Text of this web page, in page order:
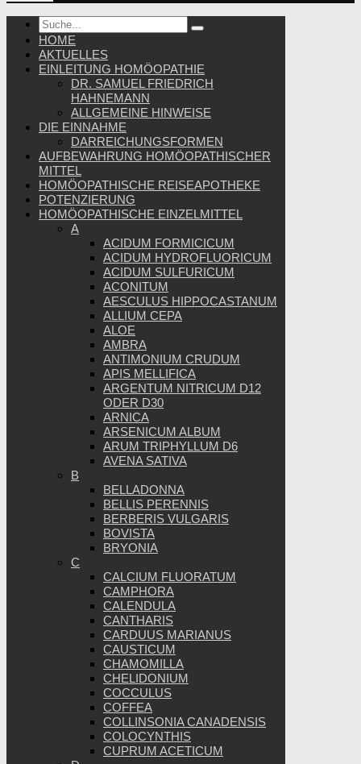
HOME
AKTUELLES
EINLEITUNG HOMÖOPATHIE
DR. SAMUEL FRIEDRICH
HAHNEMANN
ALLGEMEINE HINWEISE
DIE EINNAHME
DARREICHUNGSFORMEN
AUFBEWAHRUNG HOMÖOPATHISCHER
MITTEL
HOMÖOPATHISCHE REISEAPOTHEKE
POTENZIERUNG
HOMÖOPATHISCHE EINZELMITTEL
A
ACIDUM FORMICICUM
ACIDUM HYDROFLUORICUM
ACIDUM SULFURICUM
ACONITUM
AESCULUS HIPPOCASTANUM
ALLIUM CEPA
ALOE
AMBRA
ANTIMONIUM CRUDUM
APIS MELLIFICA
ARGENTUM NITRICUM D12
ODER D30
ARNICA
ARSENICUM ALBUM
ARUM TRIPHYLLUM D6
AVENA SATIVA
B
BELLADONNA
BELLIS PERENNIS
BERBERIS VULGARIS
BOVISTA
BRYONIA
C
CALCIUM FLUORATUM
CAMPHORA
CALENDULA
CANTHARIS
CARDUUS MARIANUS
CAUSTICUM
CHAMOMILLA
CHELIDONIUM
COCCULUS
COFFEA
COLLINSONIA CANADENSIS
COLOCYNTHIS
CUPRUM ACETICUM